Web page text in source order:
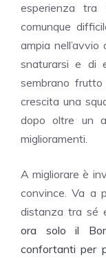
esperienza
comunque
ampia
snaturarsi e di
sembrano
crescita una
dopo oltre un
miglioramenti.
A migliorare è
convince. Va a
distanza tra sé
ora solo il
confortanti per